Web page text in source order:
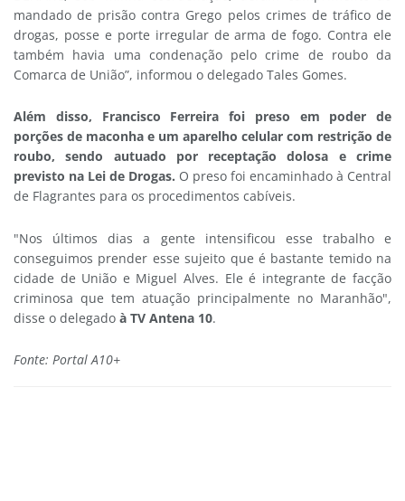
mandado de prisão contra Grego pelos crimes de tráfico de
drogas, posse e porte irregular de arma de fogo. Contra ele
também havia uma condenação pelo crime de roubo da
Comarca de União”, informou o delegado Tales Gomes.
Além disso, Francisco Ferreira foi preso em poder de
porções de maconha e um aparelho celular com restrição de
roubo, sendo autuado por receptação dolosa e crime
previsto na Lei de Drogas. O preso foi encaminhado à Central
de Flagrantes para os procedimentos cabíveis.
"Nos últimos dias a gente intensificou esse trabalho e
conseguimos prender esse sujeito que é bastante temido na
cidade de União e Miguel Alves. Ele é integrante de facção
criminosa que tem atuação principalmente no Maranhão",
disse o delegado à TV Antena 10.
Fonte: Portal A10+